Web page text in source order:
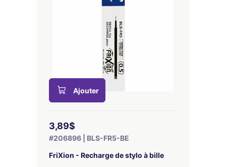
Ajouter
3,89$
#206896 | BLS-FR5-BE
FriXion - Recharge de stylo à bille